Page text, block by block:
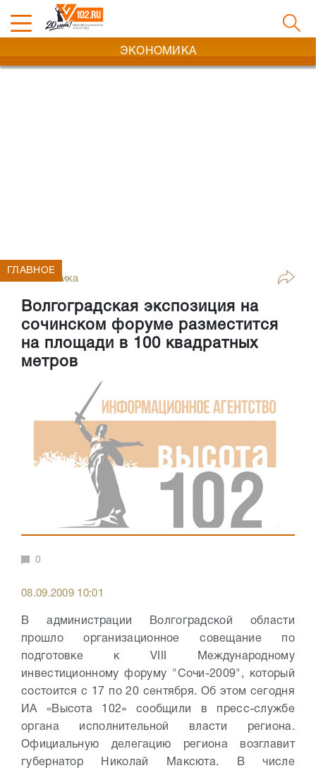
ЭКОНОМИКА
Экономика
Волгоградская экспозиция на
сочинском форуме разместится
на площади в 100 квадратных
метров
ГЛАВНОЕ
0
08.09.2009 10:01
В администрации Волгоградской области
прошло организационное совещание по
подготовке к VIII Международному
инвестиционному форуму "Сочи-2009", который
состоится с 17 по 20 сентября. Об этом сегодня
ИА «Высота 102» сообщили в пресс-службе
органа исполнительной власти региона.
Официальную делегацию региона возглавит
губернатор Николай Максюта. В числе